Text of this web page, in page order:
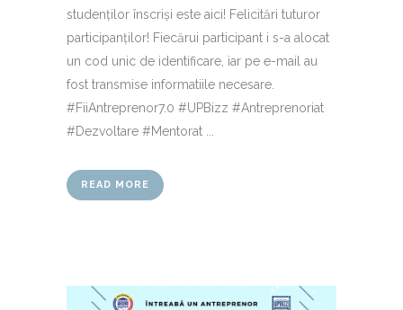
studenților înscriși este aici! Felicitări tuturor
participanţilor! Fiecărui participant i s-a alocat
un cod unic de identificare, iar pe e-mail au
fost transmise informatiile necesare.
#FiiAntreprenor7.0 #UPBizz #Antreprenoriat
#Dezvoltare #Mentorat ...
READ MORE